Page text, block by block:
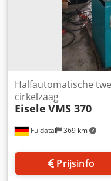
Fuldatal 369 km
Halfautomatische
cirkelzaag
Eisele VMS 370
Prijsinfo